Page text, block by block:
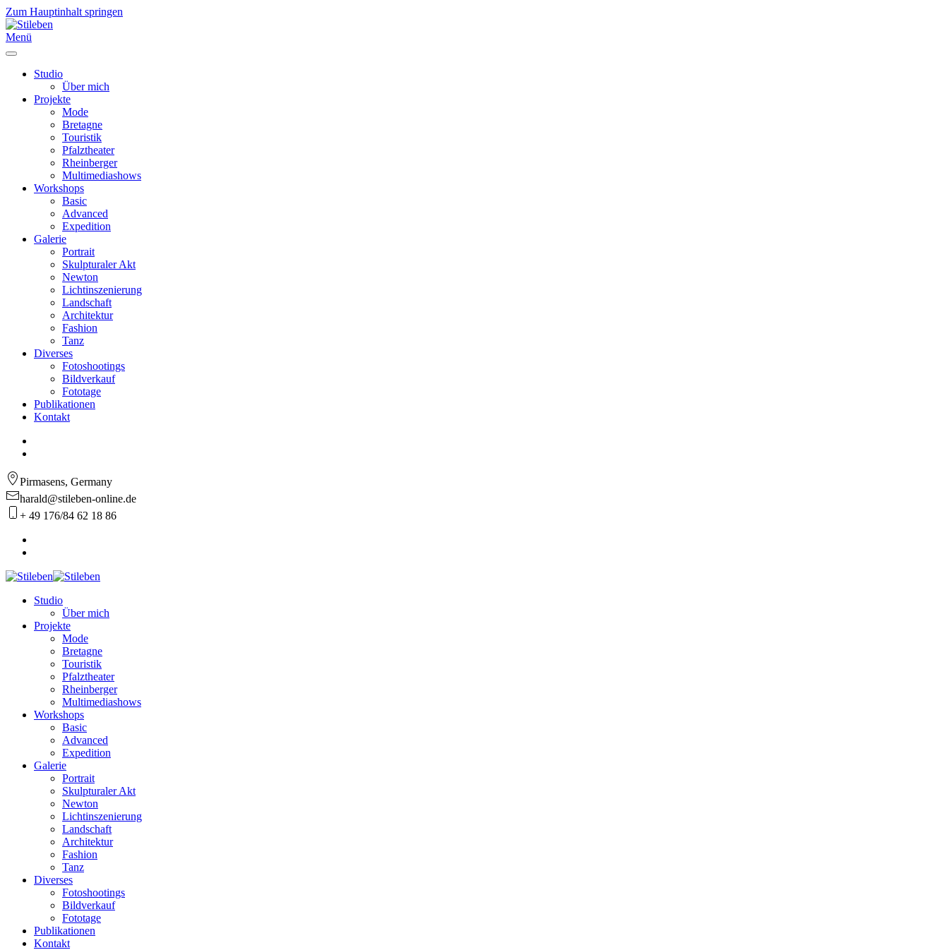
Zum Hauptinhalt springen
Menü
Studio
Über mich
Projekte
Mode
Bretagne
Touristik
Pfalztheater
Rheinberger
Multimediashows
Workshops
Basic
Advanced
Expedition
Galerie
Portrait
Skulpturaler Akt
Newton
Lichtinszenierung
Landschaft
Architektur
Fashion
Tanz
Diverses
Fotoshootings
Bildverkauf
Fototage
Publikationen
Kontakt
Pirmasens, Germany
harald@stileben-online.de
+ 49 176/84 62 18 86
Studio
Über mich
Projekte
Mode
Bretagne
Touristik
Pfalztheater
Rheinberger
Multimediashows
Workshops
Basic
Advanced
Expedition
Galerie
Portrait
Skulpturaler Akt
Newton
Lichtinszenierung
Landschaft
Architektur
Fashion
Tanz
Diverses
Fotoshootings
Bildverkauf
Fototage
Publikationen
Kontakt